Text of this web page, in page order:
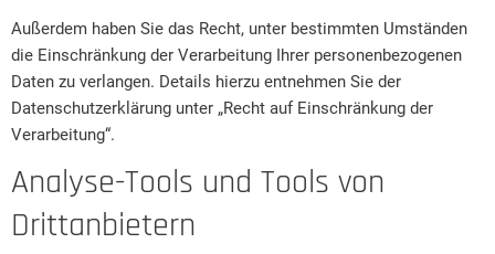
Außerdem haben Sie das Recht, unter bestimmten Umständen
die Einschränkung der Verarbeitung Ihrer personenbezogenen
Daten zu verlangen. Details hierzu entnehmen Sie der
Datenschutzerklärung unter „Recht auf Einschränkung der
Verarbeitung“.
Analyse-Tools und Tools von
Drittanbietern